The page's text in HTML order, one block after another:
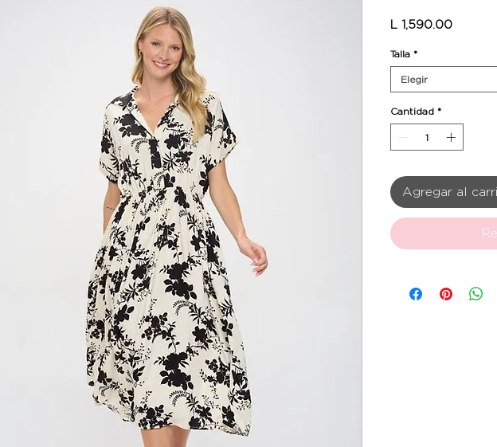
L 1,590.00Precio
Talla *
Elegir
Cantidad *
Agregar al